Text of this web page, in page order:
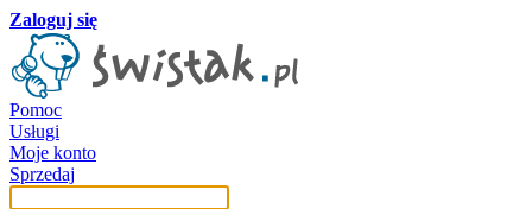
Zaloguj się
Pomoc
Usługi
Moje konto
Sprzedaj